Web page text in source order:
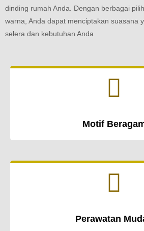
dinding rumah Anda. Dengan berbagai
warna, Anda dapat menciptakan suasana
selera dan kebutuhan Anda
Motif
Perawatan